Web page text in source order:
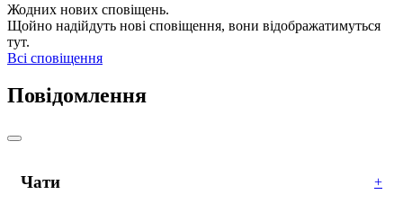
Жодних нових сповіщень.
Щойно надійдуть нові сповіщення, вони відображатимуться
тут.
Всі сповіщення
Повідомлення
Чати +